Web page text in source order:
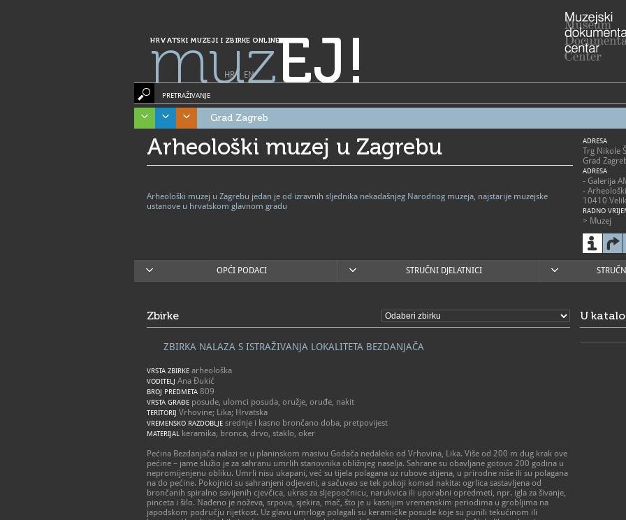
HRVATSKI MUZEJI I ZBIRKE ONLINE
muzEJ!
HR| EN
PRETRAŽIVANJE
Grad Zagreb
Arheološki muzej u Zagrebu
Arheološki muzej u Zagrebu jedan je od izravnih sljednika nekadašnjeg Narodnog muzeja, najstarije muzejske
ustanove u hrvatskom glavnom gradu
ADRESA
Trg Nikole
Grad
ADRESA
- Galerija
-
10410
RADNO
> Muzej
- subota
- nedjelja
-
- od
prema
OPĆI PODACI STRUČNI DJELATNICI
Zbirke
ZBIRKA NALAZA S ISTRAŽIVANJA LOKALITETA BEZDANJAČA
VRSTA ZBIRKE arheološka
VODITELJ Ana Đukić
BROJ PREDMETA 809
VRSTA GRAĐE posude, ulomci posuda, oružje, oruđe, nakit
TERITORIJ Vrhovine; Lika; Hrvatska
VREMENSKO RAZDOBLJE srednje i kasno brončano doba, pretpovijest
MATERIJAL keramika, bronca, drvo, staklo, oker
Pećina Bezdanjača nalazi se u planinskom masivu Godača nedaleko od Vrhovina, Lika. Više od 200 m dug krak ove
pećine – jame služio je za sahranu umrlih stanovnika obližnjeg naselja. Sahrane su obavljane gotovo 200 godina u
nepromijenjenu obliku. Umrli nisu ukapani, već su tijela polagana uz rubove stijena, u prirodne niše ili su polagana
na tlo pećine. Pokojnici su sahranjeni odjeveni, a sačuvao se tek pokoji komad nakita: ogrlica sastavljena od
brončanih spiralno savijenih cjevčica, ukras za sljepoočnicu, narukvica ili uporabni opredmeti, npr. igla za šivanje,
pinceta i šilo. Nađeno je noževa, srpova, sjekira, mač, što je u kasnijim vremenskim periodima u grobljima na
japodskom području rijetkost. Uz glavu umrloga polagali su keramičke posude koje su punili tekućinom ili
U